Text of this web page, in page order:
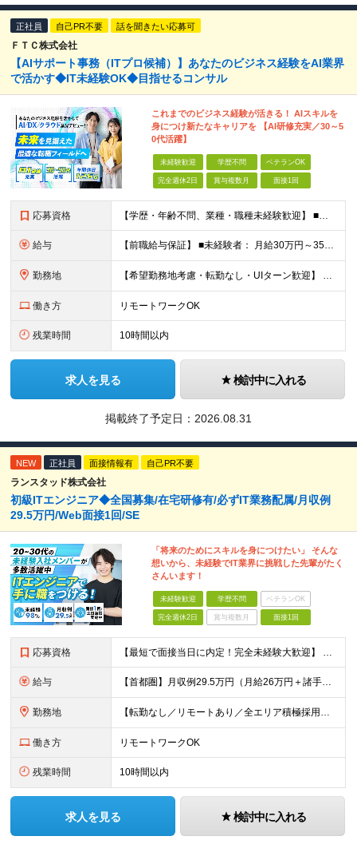
正社員 自己PR不要 話を聞きたい応募可
ＦＴＣ株式会社
【AIサポート事務（ITプロ候補）】あなたのビジネス経験をAI業界
で活かす◆IT未経験OK◆目指せるコンサル
これまでのビジネス経験が活きる！ AIスキルを
身につけ新たなキャリアを 【AI研修充実／30～5
0代活躍】
未経験歓迎 学歴不問 ベテランOK
完全週休2日 賞与複数月 面接1回
応募資格 【学歴・年齢不問、業種・職種未経験歓迎】 ■何らかの社会人経験がある方（3年以上） ※前職での経験や業務知識などを活かし、 将来性の高いAI・DX業界で活躍したい方歓迎！ ★入社前面談・アンケートあ
給与 【前職給与保証】 ■未経験者： 月給30万円～35万円 ■ローキャリア（経験目安1年程度）： 月給35万円～40万円 ■経験者（経験目安3年以上）： 月給40万円～60万円 ■即戦力（経験目安5年以上
勤務地 【希望勤務地考慮・転勤なし・UIターン歓迎】 本社（東京都新宿区大京町）および首都圏の勤務先 ★リモートワーク応相談 ★上京を希望する地方在住者の方も大歓迎！ ★横浜に営業拠点開設 神奈川県内や神
働き方 リモートワークOK
残業時間 10時間以内
求人を見る 検討中に入れる
掲載終了予定日： 2026.08.31
NEW 正社員 面接情報有 自己PR不要
ランスタッド株式会社
初級ITエンジニア◆全国募集/在宅研修有/必ずIT業務配属/月収例
29.5万円/Web面接1回/SE
「将来のためにスキルを身につけたい」 そんな
想いから、未経験でIT業界に挑戦した先輩がたく
さんいます！
未経験歓迎 学歴不問 ベテランOK
完全週休2日 賞与複数月 面接1回
応募資格 【最短で面接当日に内定！完全未経験大歓迎】 ・業種／職種未経験歓迎 ・社会人デビュー、第二新卒、既卒者大歓迎 ・学歴不問（文系、理系不問） ・20代～30代、男女問わず活躍中 ・服装、髪色自由 ・明確
給与 【首都圏】月収例29.5万円（月給26万円＋諸手当） 【東海・関西】月収例28.5万円（月給25万円＋諸手当） 【九州】月収例26万円（月給23万円＋諸手当） ※経験・スキル・前職給与を踏まえ、総合
勤務地 【転勤なし／リモートあり／全エリア積極採用中】 ・大手企業のプロジェクトが中心 ・勤務エリアは希望を考慮し決定 ・研修はリモートメインで実施します ・U&Iターンの方も大歓迎◎ ＜主なエリア＞ ■首
働き方 リモートワークOK
残業時間 10時間以内
求人を見る 検討中に入れる